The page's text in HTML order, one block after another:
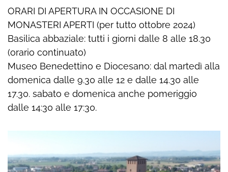
ORARI DI APERTURA IN OCCASIONE DI
MONASTERI APERTI (per tutto ottobre 2024)
Basilica abbaziale: tutti i giorni dalle 8 alle 18.30
(orario continuato)
Museo Benedettino e Diocesano: dal martedì alla
domenica dalle 9.30 alle 12 e dalle 14.30 alle
17.30. sabato e domenica anche pomeriggio
dalle 14:30 alle 17:30.